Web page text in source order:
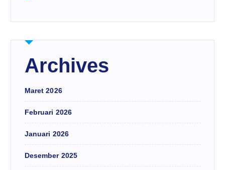
Archives
Maret 2026
Februari 2026
Januari 2026
Desember 2025